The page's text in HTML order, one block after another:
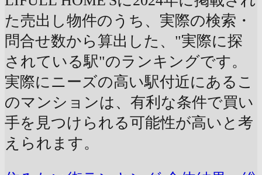
た売出し物件のうち、実際の検索・
問合せ数から算出した、"実際に探
されている駅"のランキングです。
実際にニーズの高い駅付近にあるこ
のマンションは、有利な条件で買い
手を見つけられる可能性が高いと考
えられます。